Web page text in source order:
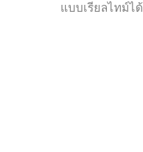
แบบเรียลไทม์ได้